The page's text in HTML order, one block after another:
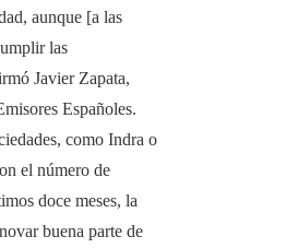
aunque [a las
las
Javier Zapata,
Españoles.
como Indra o
el número de
doce meses, la
buena parte de